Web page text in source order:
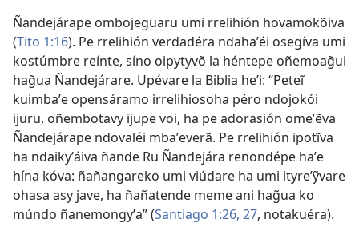
Ñandejárape ombojeguaru umi rrelihión hovamokõiva
(Tito 1:16). Pe rrelihión verdadéra ndahaʼéi osegíva umi
kostúmbre reínte, síno oipytyvõ la héntepe oñemoag̃ui
hag̃ua Ñandejárare. Upévare la Biblia heʼi: “Peteĩ
kuimbaʼe opensáramo irrelihiosoha péro ndojokói
ijuru, oñembotavy ijupe voi, ha pe adorasión omeʼẽva
Ñandejárape ndovaléi mbaʼeverã. Pe rrelihión ipotĩva
ha ndaikyʼáiva ñande Ru Ñandejára renondépe haʼe
hína kóva: ñañangareko umi viúdare ha umi ityreʼỹvare
ohasa asy jave, ha ñañatende meme ani hag̃ua ko
múndo ñanemongyʼa” (Santiago 1:26, 27, notakuéra).